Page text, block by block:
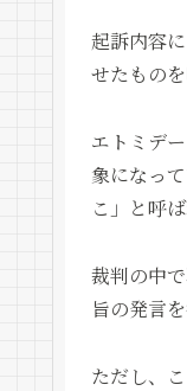
起訴内容
せたもの
エトミデ
象になっ
こ」と呼
裁判の中
旨の発言
ただし、